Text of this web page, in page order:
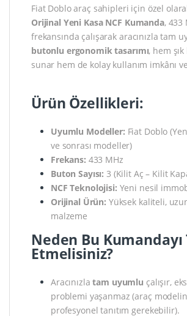
Fiat Doblo araç sahipleri için özel
Orijinal Yeni Kasa NCF Kumanda, 433
frekansında çalışarak aracınızla tam
butonlu ergonomik tasarımı, hem
sunar hem de kolay kullanım imkânı
Ürün Özellikleri:
Uyumlu Modeller: Fiat Doblo
ve sonrası modeller)
Frekans: 433 MHz
Buton Sayısı: 3 (Kilit Aç – Kilit
NCF Teknolojisi: Yeni nesil
Orijinal Ürün: Yüksek kaliteli,
malzeme
Neden Bu
Etmelisiniz?
Aracınızlatam uyumlu çalışır,
problemi yaşanmaz (araç
profesyonel tanıtım gerekebilir).